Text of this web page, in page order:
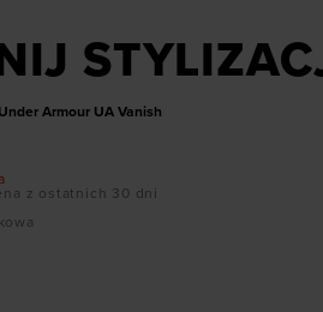
XL XXL
Armour UA Vanish
z ostatnich 30 dni